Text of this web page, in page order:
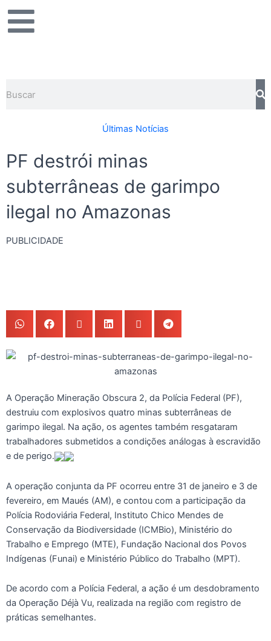
para
Últimas Notícias
PF destrói minas
subterrâneas de garimpo
ilegal no Amazonas
PUBLICIDADE
A Operação Mineração Obscura 2, da Polícia Federal (PF),
destruiu com explosivos quatro minas subterrâneas de
garimpo ilegal. Na ação, os agentes também resgataram
trabalhadores submetidos a condições análogas à escravidão
e de perigo.
A operação conjunta da PF ocorreu entre 31 de janeiro e 3 de
fevereiro, em Maués (AM), e contou com a participação da
Polícia Rodoviária Federal, Instituto Chico Mendes de
Conservação da Biodiversidade (ICMBio), Ministério do
Trabalho e Emprego (MTE), Fundação Nacional dos Povos
Indígenas (Funai) e Ministério Público do Trabalho (MPT).
De acordo com a Polícia Federal, a ação é um desdobramento
da Operação Déjà Vu, realizada na região com registro de
práticas semelhantes.